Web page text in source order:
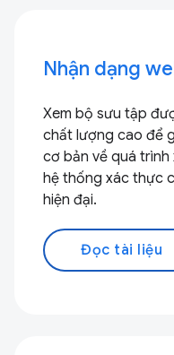
Nhận dạng
Xem bộ sưu tập
chất lượng cao để
cơ bản về quá
hệ thống xác thực
hiện đại.
Đọc tài liệu